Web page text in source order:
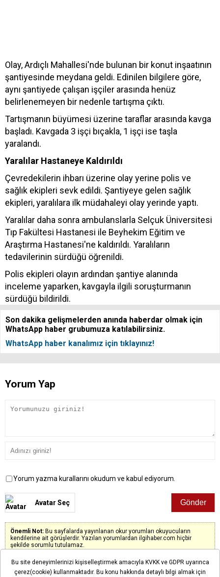
Olay, Ardıçlı Mahallesi'nde bulunan bir konut inşaatının
şantiyesinde meydana geldi. Edinilen bilgilere göre,
aynı şantiyede çalışan işçiler arasında henüz
belirlenemeyen bir nedenle tartışma çıktı.
Tartışmanın büyümesi üzerine taraflar arasında kavga
başladı. Kavgada 3 işçi bıçakla, 1 işçi ise taşla
yaralandı.
Yaralılar Hastaneye Kaldırıldı
Çevredekilerin ihbarı üzerine olay yerine polis ve
sağlık ekipleri sevk edildi. Şantiyeye gelen sağlık
ekipleri, yaralılara ilk müdahaleyi olay yerinde yaptı.
Yaralılar daha sonra ambulanslarla Selçuk Üniversitesi
Tıp Fakültesi Hastanesi ile Beyhekim Eğitim ve
Araştırma Hastanesi'ne kaldırıldı. Yaralıların
tedavilerinin sürdüğü öğrenildi.
Polis ekipleri olayın ardından şantiye alanında
inceleme yaparken, kavgayla ilgili soruşturmanın
sürdüğü bildirildi.
Son dakika gelişmelerden anında haberdar olmak için
WhatsApp haber grubumuza katılabilirsiniz.
WhatsApp haber kanalımız için tıklayınız!
Yorum Yap
Yorum yazma kurallarını okudum ve kabul ediyorum.
Avatar Seç
Önemli Not: Bu sayfalarda yayınlanan okur yorumları okuyucuların
kendilerine ait görüşlerdir. Yazılan yorumlardan ilgihaber.com hiçbir
şekilde sorumlu tutulamaz.
Bu site deneyimlerinizi kişiselleştirmek amacıyla KVKK ve GDPR uyarınca
çerez(cookie) kullanmaktadır. Bu konu hakkında detaylı bilgi almak için